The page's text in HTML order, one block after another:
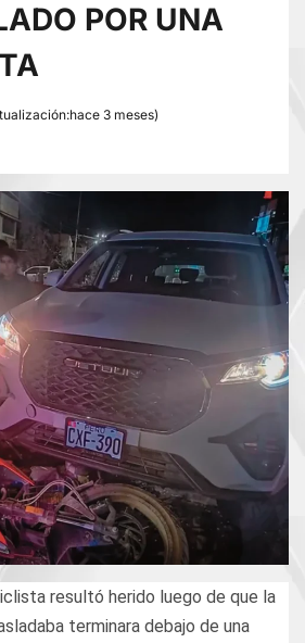
POR UNA
3 meses)
resultó herido luego de que la
terminara debajo de una